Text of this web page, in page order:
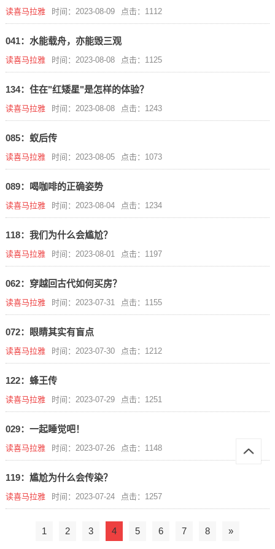
读喜马拉雅 时间：2023-08-09 点击：1112
041：水能载舟，亦能毁三观
读喜马拉雅 时间：2023-08-08 点击：1125
134：住在"红矮星"是怎样的体验？
读喜马拉雅 时间：2023-08-08 点击：1243
085：蚁后传
读喜马拉雅 时间：2023-08-05 点击：1073
089：喝咖啡的正确姿势
读喜马拉雅 时间：2023-08-04 点击：1234
118：我们为什么会尴尬？
读喜马拉雅 时间：2023-08-01 点击：1197
062：穿越回古代如何买房？
读喜马拉雅 时间：2023-07-31 点击：1155
072：眼睛其实有盲点
读喜马拉雅 时间：2023-07-30 点击：1212
122：蜂王传
读喜马拉雅 时间：2023-07-29 点击：1251
029：一起睡觉吧！
读喜马拉雅 时间：2023-07-26 点击：1148
119：尴尬为什么会传染？
读喜马拉雅 时间：2023-07-24 点击：1257
1 2 3 4 5 6 7 8 »